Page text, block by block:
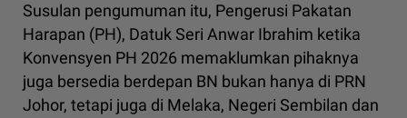
Susulan pengumuman itu, Pengerusi Pakatan
Harapan (PH), Datuk Seri Anwar Ibrahim ketika
Konvensyen PH 2026 memaklumkan pihaknya
juga bersedia berdepan BN bukan hanya di PRN
Johor, tetapi juga di Melaka, Negeri Sembilan dan